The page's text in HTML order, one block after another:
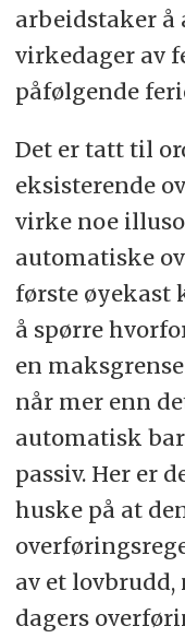
arbeidstaker å
virkedager av
påfølgende
Det er tatt til
eksisterende
virke noe
automatiske
første øyekast
å spørre
en
når mer enn
automatisk
passiv. Her er
huske på at
av et
dagers